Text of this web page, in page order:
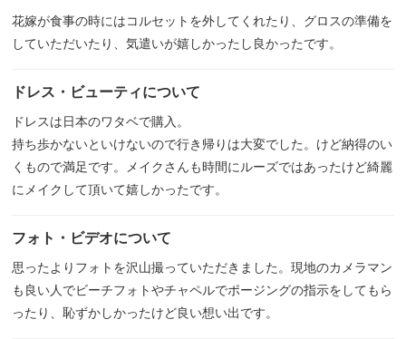
花嫁が食事の時にはコルセットを外してくれたり、グロスの準備を
していただいたり、気遣いが嬉しかったし良かったです。
ドレス・ビューティについて
ドレスは日本のワタベで購入。
持ち歩かないといけないので行き帰りは大変でした。けど納得のい
くもので満足です。メイクさんも時間にルーズではあったけど綺麗
にメイクして頂いて嬉しかったです。
フォト・ビデオについて
思ったよりフォトを沢山撮っていただきました。現地のカメラマン
も良い人でビーチフォトやチャペルでポージングの指示をしてもら
ったり、恥ずかしかったけど良い想い出です。